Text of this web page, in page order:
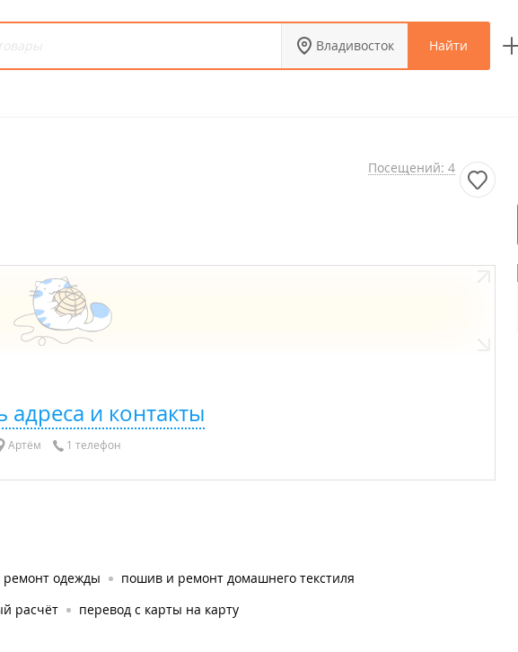
Владивосток Найти
Посещений: 4
адреса и контакты
Артём 1 телефон
одежды
пошив и ремонт домашнего текстиля
расчёт перевод с карты на карту